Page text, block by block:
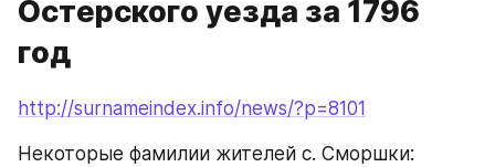
Остерского уезда за 1796
год
http://surnameindex.info/news/?p=8101
Некоторые фамилии жителей c. Сморшки: